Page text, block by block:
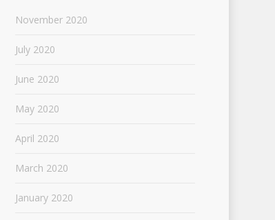
November 2020
July 2020
June 2020
May 2020
April 2020
March 2020
January 2020